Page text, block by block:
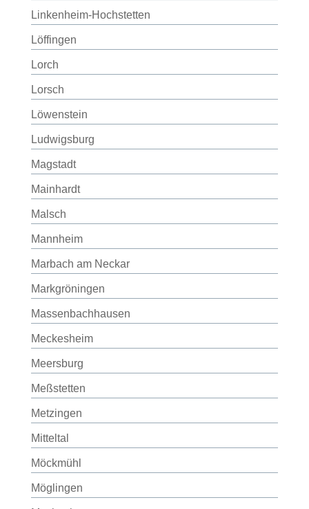
Linkenheim-Hochstetten
Löffingen
Lorch
Lorsch
Löwenstein
Ludwigsburg
Magstadt
Mainhardt
Malsch
Mannheim
Marbach am Neckar
Markgröningen
Massenbachhausen
Meckesheim
Meersburg
Meßstetten
Metzingen
Mitteltal
Möckmühl
Möglingen